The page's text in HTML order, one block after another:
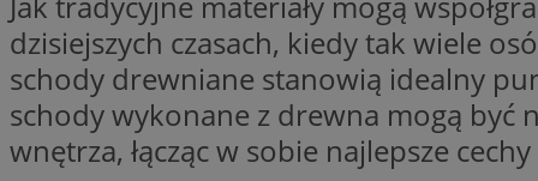
dzisiejszych czasach, kiedy tak wiele
schody drewniane stanowią idealny
schody wykonane z drewna mogą być
wnętrza, łącząc w sobie najlepsze
li_gc
Nazwa
Nazwa